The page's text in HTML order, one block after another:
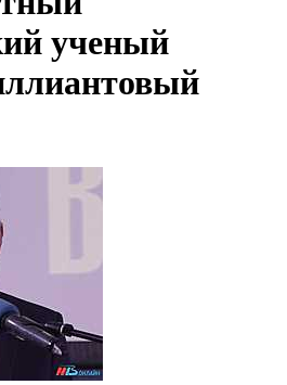
ученый